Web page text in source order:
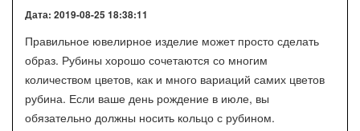
Дата: 2019-08-25 18:38:11
Правильное ювелирное изделие может просто сделать
образ. Рубины хорошо сочетаются со многим
количеством цветов, как и много вариаций самих цветов
рубина. Если ваше день рождение в июле, вы
обязательно должны носить кольцо с рубином.